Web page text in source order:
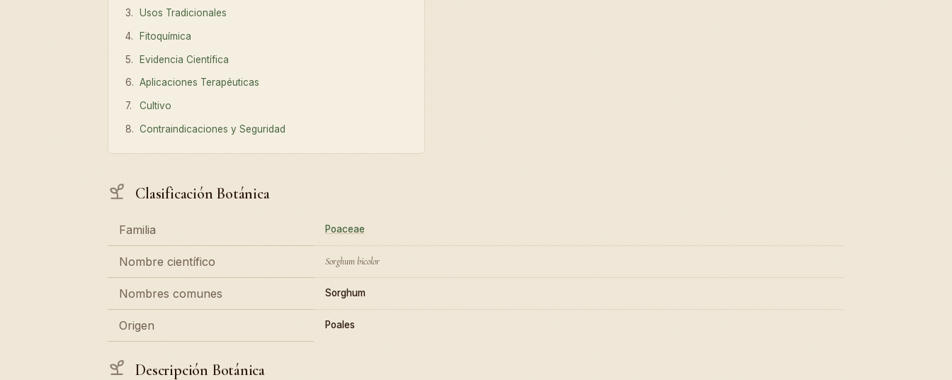
Usos Tradicionales
Fitoquímica
Evidencia Científica
Aplicaciones Terapéuticas
Cultivo
Contraindicaciones y Seguridad
Clasificación Botánica
Familia Poaceae
Nombre científico Sorghum bicolor
Nombres comunes Sorghum
Origen Poales
Descripción Botánica